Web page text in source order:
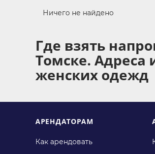
Ничего не найдено
Где взять
Томске. Адреса
женских одежд
АРЕНДАТОРАМ
Как арендовать